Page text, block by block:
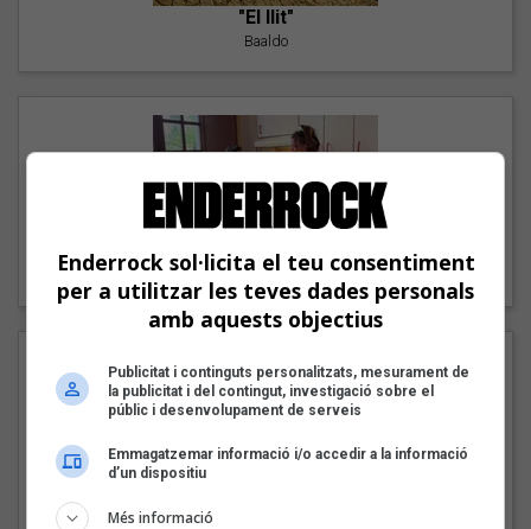
"El llit"
Baaldo
"Lo bueno y lo malo"
Carmen y María
Pep Álvarez amb Joan Muntaner (Xanguito)
Enderrock sol·licita el teu consentiment
per a utilitzar les teves dades personals
amb aquests objectius
Publicitat i continguts personalitzats, mesurament de
la publicitat i del contingut, investigació sobre el
públic i desenvolupament de serveis
Emmagatzemar informació i/o accedir a la informació
d’un dispositiu
Més informació